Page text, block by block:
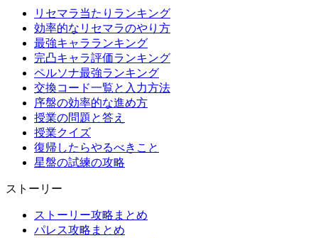
リセマラ当たりランキング
効率的なリセマラのやり方
最強キャラランキング
完凸キャラ評価ランキング
ペルソナ最強ランキング
交換コード一覧と入力方法
序盤の効率的な進め方
授業の問題と答え
授業クイズ
復帰したらやるべきこと
星盤の試練の攻略
ストーリー
ストーリー攻略まとめ
パレス攻略まとめ